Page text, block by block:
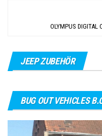
OLYMPUS DIGITAL
JEEP ZUBEHÖR
BUG OUT VEHICLES